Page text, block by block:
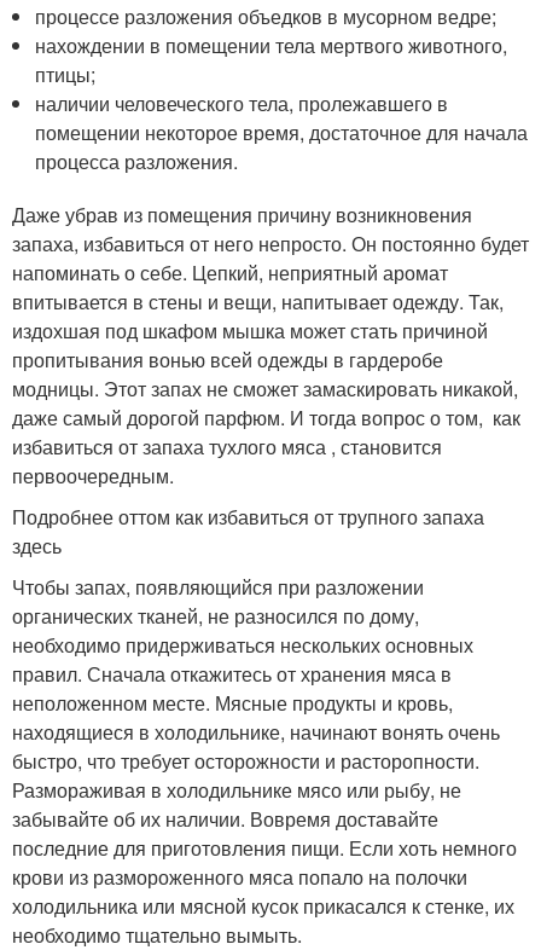
процессе разложения объедков в мусорном ведре;
нахождении в помещении тела мертвого животного,
птицы;
наличии человеческого тела, пролежавшего в
помещении некоторое время, достаточное для начала
процесса разложения.
Даже убрав из помещения причину возникновения
запаха, избавиться от него непросто. Он постоянно будет
напоминать о себе. Цепкий, неприятный аромат
впитывается в стены и вещи, напитывает одежду. Так,
издохшая под шкафом мышка может стать причиной
пропитывания вонью всей одежды в гардеробе
модницы. Этот запах не сможет замаскировать никакой,
даже самый дорогой парфюм. И тогда вопрос о том, как
избавиться от запаха тухлого мяса , становится
первоочередным.
Подробнее оттом как избавиться от трупного запаха
здесь
Чтобы запах, появляющийся при разложении
органических тканей, не разносился по дому,
необходимо придерживаться нескольких основных
правил. Сначала откажитесь от хранения мяса в
неположенном месте. Мясные продукты и кровь,
находящиеся в холодильнике, начинают вонять очень
быстро, что требует осторожности и расторопности.
Размораживая в холодильнике мясо или рыбу, не
забывайте об их наличии. Вовремя доставайте
последние для приготовления пищи. Если хоть немного
крови из размороженного мяса попало на полочки
холодильника или мясной кусок прикасался к стенке, их
необходимо тщательно вымыть.